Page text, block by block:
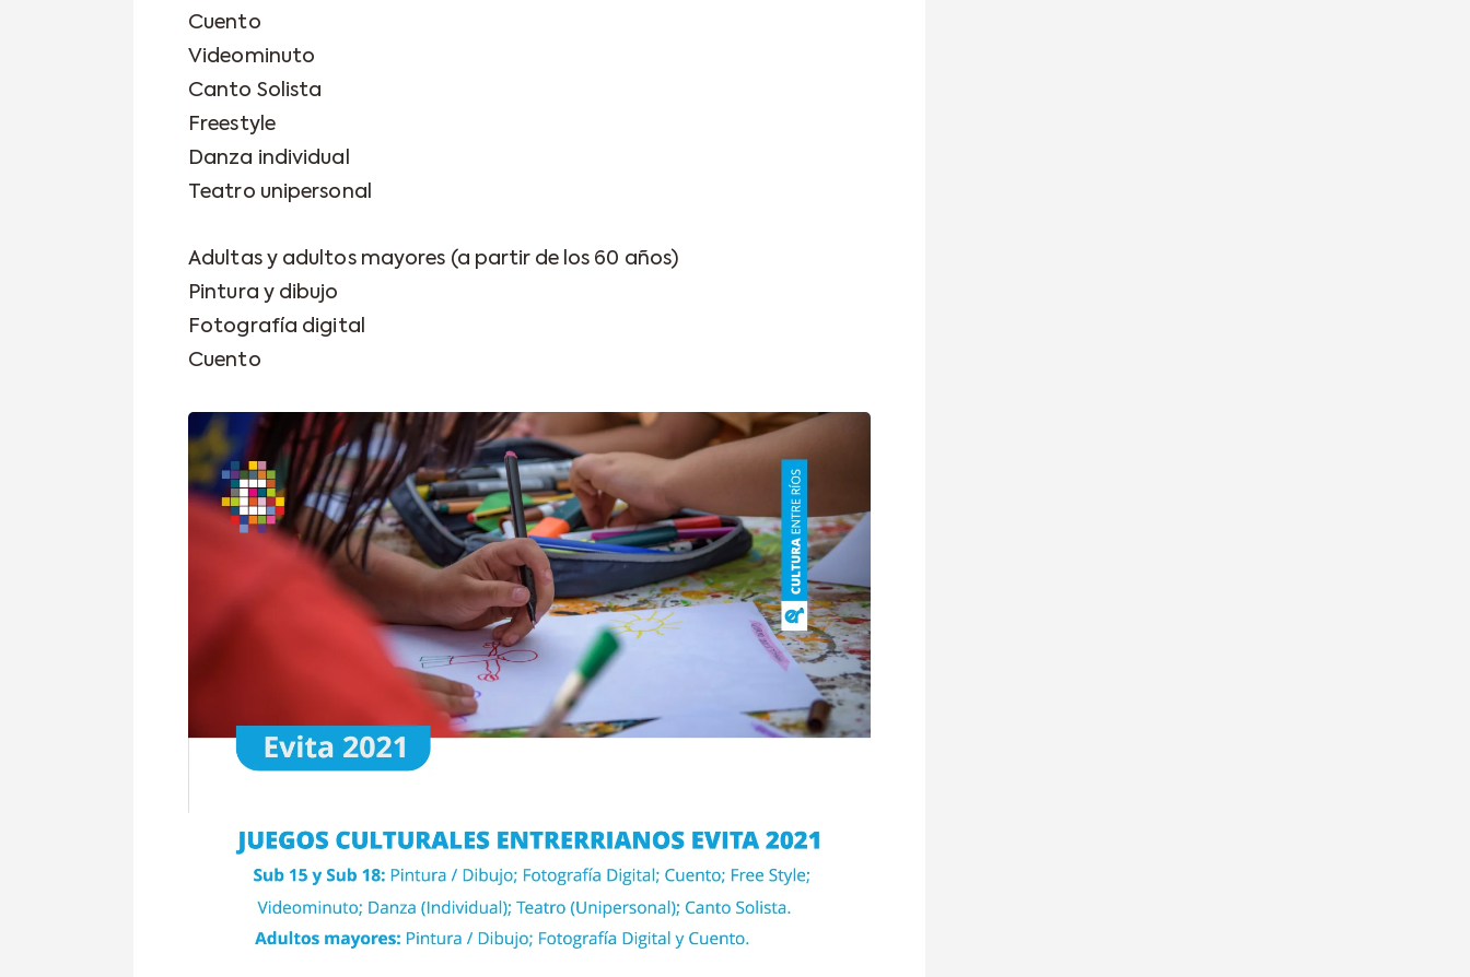
Cuento
Videominuto
Canto Solista
Freestyle
Danza individual
Teatro unipersonal
Adultas y adultos mayores (a partir de los 60 años)
Pintura y dibujo
Fotografía digital
Cuento